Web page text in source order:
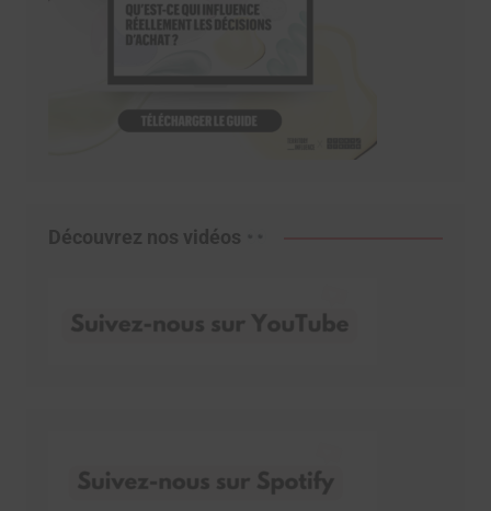
Découvrez nos vidéos